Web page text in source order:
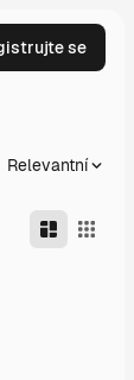
se
Relevantní